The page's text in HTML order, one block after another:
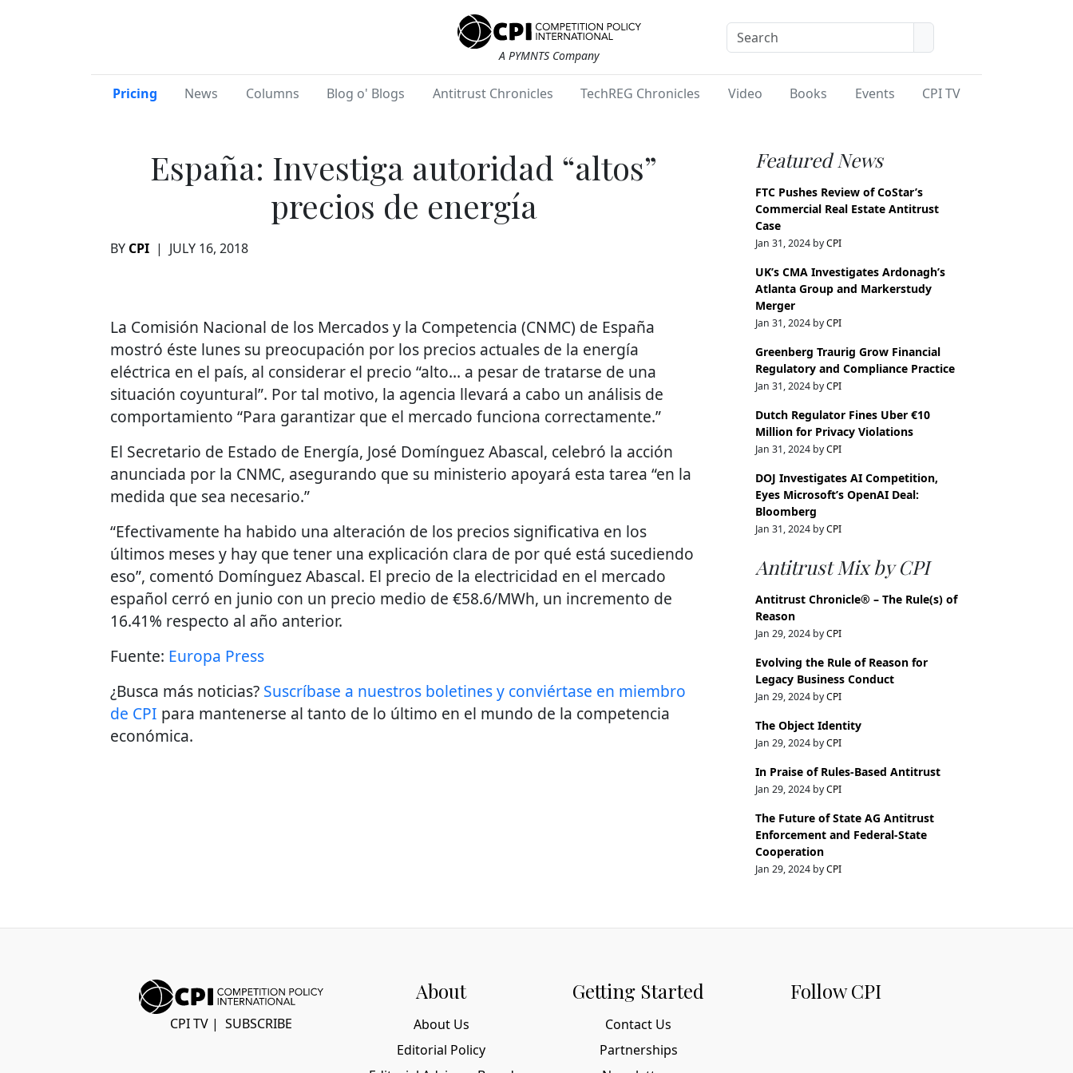
A PYMNTS Company
Pricing News Columns Blog o' Blogs Antitrust Chronicles TechREG Chronicles Video Books Events CPI TV
España: Investiga autoridad “altos”
precios de energía
BY CPI | JULY 16, 2018
La Comisión Nacional de los Mercados y la Competencia (CNMC) de España
mostró éste lunes su preocupación por los precios actuales de la energía
eléctrica en el país, al considerar el precio “alto… a pesar de tratarse de una
situación coyuntural”. Por tal motivo, la agencia llevará a cabo un análisis de
comportamiento “Para garantizar que el mercado funciona correctamente.”
El Secretario de Estado de Energía, José Domínguez Abascal, celebró la acción
anunciada por la CNMC, asegurando que su ministerio apoyará esta tarea “en la
medida que sea necesario.”
“Efectivamente ha habido una alteración de los precios significativa en los
últimos meses y hay que tener una explicación clara de por qué está sucediendo
eso”, comentó Domínguez Abascal. El precio de la electricidad en el mercado
español cerró en junio con un precio medio de €58.6/MWh, un incremento de
16.41% respecto al año anterior.
Fuente: Europa Press
¿Busca más noticias? Suscríbase a nuestros boletines y conviértase en miembro
de CPI para mantenerse al tanto de lo último en el mundo de la competencia
económica.
Featured News
FTC Pushes Review of CoStar’s
Commercial Real Estate Antitrust
Case
Jan 31, 2024 byCPI
UK’s CMA Investigates Ardonagh’s
Atlanta Group and Markerstudy
Merger
Jan 31, 2024 byCPI
Greenberg Traurig Grow Financial
Regulatory and Compliance Practice
Jan 31, 2024 byCPI
Dutch Regulator Fines Uber €10
Million for Privacy Violations
Jan 31, 2024 byCPI
DOJ Investigates AI Competition,
Eyes Microsoft’s OpenAI Deal:
Bloomberg
Jan 31, 2024 byCPI
Antitrust Mix by CPI
Antitrust Chronicle® – The Rule(s) of
Reason
Jan 29, 2024 byCPI
Evolving the Rule of Reason for
Legacy Business Conduct
Jan 29, 2024 byCPI
The Object Identity
Jan 29, 2024 byCPI
In Praise of Rules-Based Antitrust
Jan 29, 2024 byCPI
The Future of State AG Antitrust
Enforcement and Federal-State
Cooperation
Jan 29, 2024 byCPI
CPI TV | SUBSCRIBE
About
About Us
Editorial Policy
Getting Started
Contact Us
Partnerships
Follow CPI